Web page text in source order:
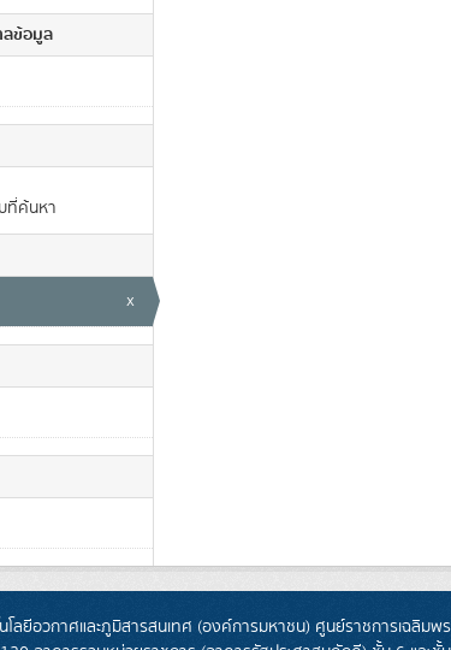
ข้อมูล
ที่ค้นหา
x
ลยีอวกาศและภูมิสารสนเทศ (องค์การมหาชน) ศูนย์ราชการเฉลิมพ